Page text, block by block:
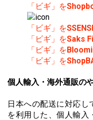
「ビギ」を
「ビギ」を
「ビギ」をSaks
「ビギ」を
「ビギ」を
個人輸入・海外通販の
日本への配送に対応し
を利用した、個人輸入